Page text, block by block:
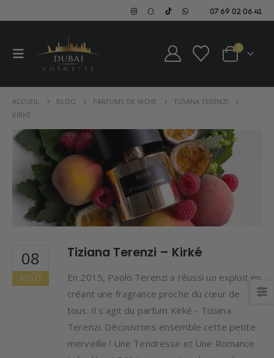
07 69 02 06 41
0
ACCUEIL BLOG PARFUMS DE NICHE
TIZIANA TERENZI
KIRKÉ
08
AOÛT
Tiziana Terenzi – Kirké
En 2015, Paolo Terenzi a réussi un exploit en
créant une fragrance proche du cœur de
tous. Il s’agit du parfum Kirké - Tiziana
Terenzi. Découvrons ensemble cette petite
merveille ! Une Tendresse et Une Romance